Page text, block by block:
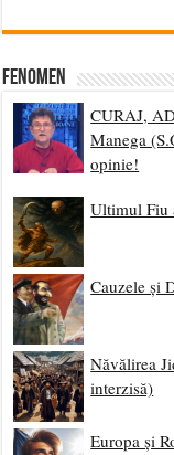
Fenomen
CURAJ,
Manega
opinie!
Ultimul Fiu
Cauzele și
Năvălirea
interzisă)
Europa și